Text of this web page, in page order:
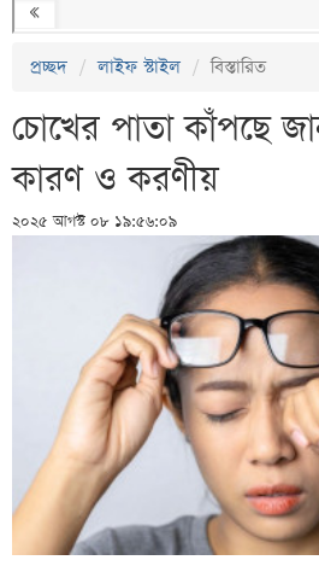
প্রচ্ছদ লাইফ স্টাইল বিস্তারিত
চোখের পাতা কাঁপছে
কারণ ও করণীয়
২০২৫ আগস্ট ০৮ ১৯:৫৬:০৯